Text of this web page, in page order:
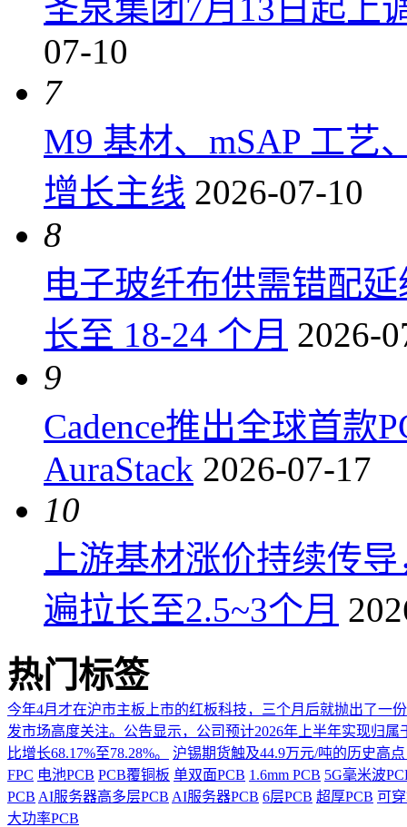
圣泉集团7月13日起上
07-10
7
M9 基材、mSAP 工艺
增长主线 2026-07-10
8
电子玻纤布供需错配
长至 18-24 个月 2026-
9
Cadence推出全球首款
AuraStack 2026-07-17
10
上游基材涨价持续传
遍拉长至2.5~3个月
热门标签
今年4月才在沪市主板上市的红板科技，三个月后就抛出了一
发市场高度关注。公告显示，公司预计2026年上半年实现归
比增长68.17%至78.28%。
沪锡期货触及44.9万元/吨的历史高
FPC 电池PCB PCB覆铜板 单双面PCB 1.6mm PCB 5G毫米波
PCB AI服务器高多层PCB AI服务器PCB 6层PCB 超厚PCB 可
大功率PCB